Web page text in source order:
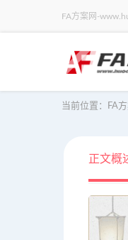
FA方案网-
当前位置： FA
正文概